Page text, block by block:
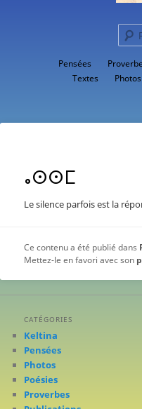
Pensées
Textes
Photos
ⴰⵙⵙⵎ
Le silence parfois est la
Ce contenu a été publié dans
Mettez-le en favori avec son
CATÉGORIES
Keltina
Pensées
Photos
Poésies
Proverbes